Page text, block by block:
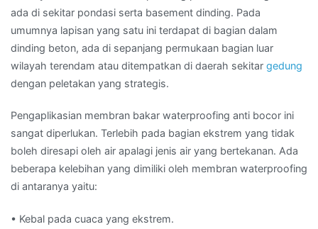
ada di sekitar pondasi serta basement dinding. Pada
umumnya lapisan yang satu ini terdapat di bagian dalam
dinding beton, ada di sepanjang permukaan bagian luar
wilayah terendam atau ditempatkan di daerah sekitar gedung
dengan peletakan yang strategis.
Pengaplikasian membran bakar waterproofing anti bocor ini
sangat diperlukan. Terlebih pada bagian ekstrem yang tidak
boleh diresapi oleh air apalagi jenis air yang bertekanan. Ada
beberapa kelebihan yang dimiliki oleh membran waterproofing
di antaranya yaitu:
• Kebal pada cuaca yang ekstrem.